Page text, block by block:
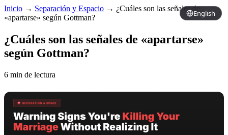
English
Inicio → Separación y Espacio → ¿Cuáles son las señales de
«apartarse» según Gottman?
¿Cuáles son las señales de «apartarse»
según Gottman?
6 min de lectura